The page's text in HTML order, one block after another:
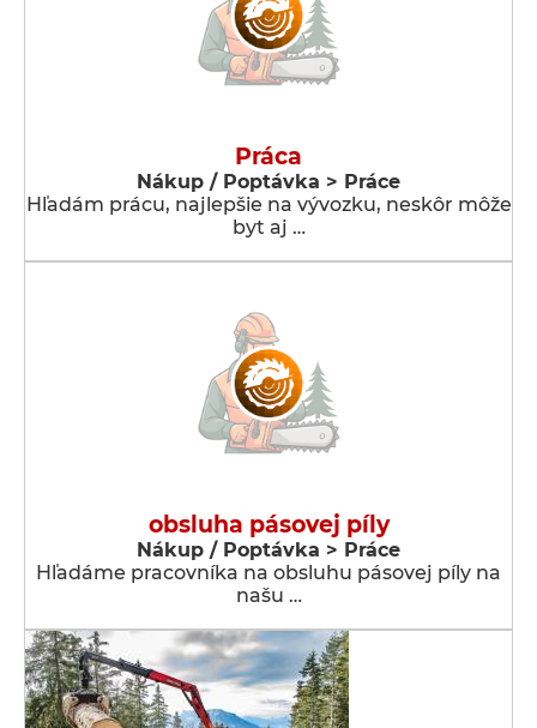
Práca
Nákup / Poptávka > Práce
Hľadám prácu, najlepšie na vývozku, neskôr môže
byt aj …
obsluha pásovej píly
Nákup / Poptávka > Práce
Hľadáme pracovníka na obsluhu pásovej píly na
našu …